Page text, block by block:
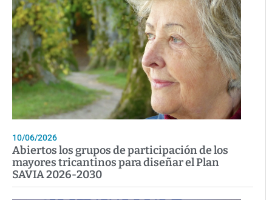
10/06/2026
Abiertos los grupos de participación de los
mayores tricantinos para diseñar el Plan
SAVIA 2026-2030